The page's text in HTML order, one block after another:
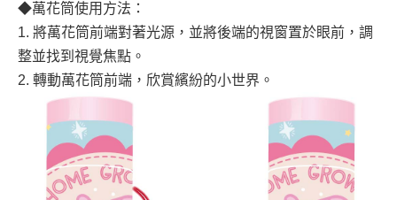
◆萬花筒使用方法：
1. 將萬花筒前端對著光源，並將後端的視窗置於眼前，調
整並找到視覺焦點。
2. 轉動萬花筒前端，欣賞繽紛的小世界。